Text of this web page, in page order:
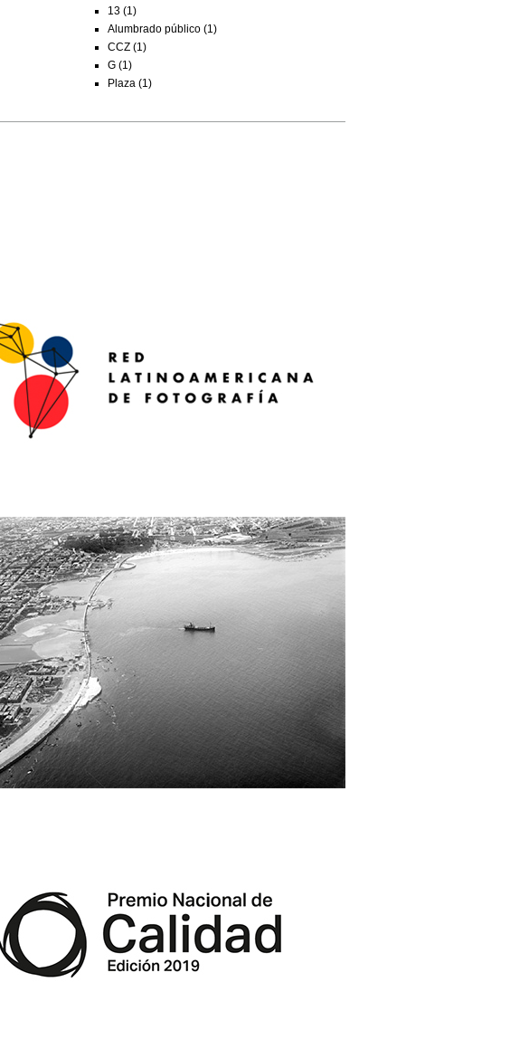
13 (1)
Alumbrado público (1)
CCZ (1)
G (1)
Plaza (1)